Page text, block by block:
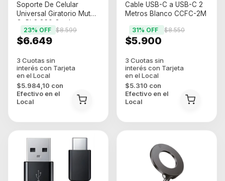
Soporte De Celular
Universal Giratorio Mut
GyPh2 360 Grados
Ajustable Plegable y
Flexible Negro
$6.649
$8.599
23% OFF
$5.984,10 con
Efectivo en el
Local
Cable USB-C a USB-C 2
Metros Blanco CCFC-2M
$5.900
$8.550
31% OFF
$5.310 con
Efectivo en el
Local